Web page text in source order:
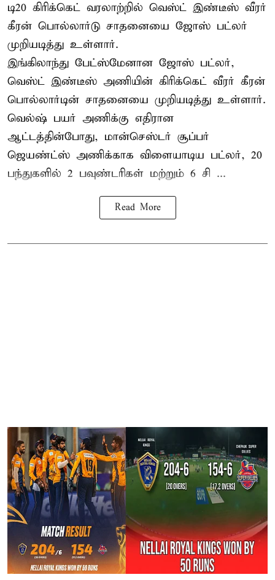
டி20 கிரிக்கெட் வரலாற்றில் வெஸ்ட் இண்டீஸ் வீரர்
கீரன் பொல்லார்டு சாதனையை ஜோஸ் பட்லர்
முறியடித்து உள்ளார்.
இங்கிலாந்து பேட்ஸ்மேனான ஜோஸ் பட்லர்,
வெஸ்ட் இண்டீஸ் அணியின் கிரிக்கெட் வீரர் கீரன்
பொல்லார்டின் சாதனையை முறியடித்து உள்ளார்.
வெல்ஷ் பயர் அணிக்கு எதிரான
ஆட்டத்தின்போது, மான்செஸ்டர் சூப்பர்
ஜெயண்ட்ஸ் அணிக்காக விளையாடிய பட்லர், 20
பந்துகளில் 2 பவுண்டரிகள் மற்றும் 6 சி ...
Read More